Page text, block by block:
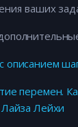
ваших
описанием
перемен.
Лейхи